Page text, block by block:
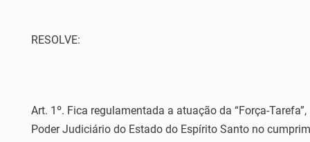
RESOLVE:
Art. 1º. Fica regulamentada a atuação da “Força-
Poder Judiciário do Estado do Espírito Santo no